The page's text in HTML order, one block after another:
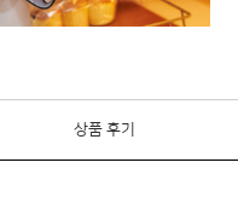
상품 후기